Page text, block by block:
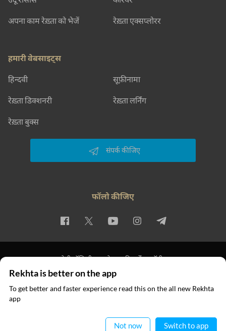
अपना काम रेख़्ता को भेजें रेख़्ता एक्सप्लोरर
हमारी वेबसाइट्स
हिन्दवी सूफ़ीनामा
रेख़्ता डिक्शनरी रेख़्ता लर्निंग
रेख़्ता बुक्स
संपर्क कीजिए
फॉलो कीजिए
प्राइवेसी पॉलिसी इस्तेमाल की शर्तें कॉपीराइट
© 2026 Rekhta™ Foundation. All rights reserved.
Rekhta is better on the app
To get better and faster experience read this on the all new Rekhta
app
Not now Switch to app